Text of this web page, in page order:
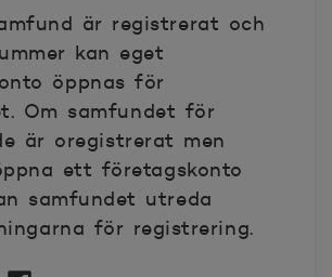
är registrerat och
kan eget
öppnas för
Om samfundet för
är oregistrerat men
ett företagskonto
samfundet utreda
för registrering.